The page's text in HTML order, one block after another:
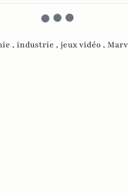
, industrie , jeux vidéo ,